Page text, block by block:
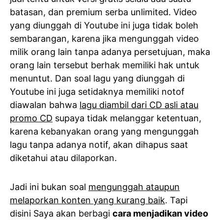
batasan, dan premium serba unlimited. Video
yang diunggah di Youtube ini juga tidak boleh
sembarangan, karena jika mengunggah video
milik orang lain tanpa adanya persetujuan, maka
orang lain tersebut berhak memiliki hak untuk
menuntut. Dan soal lagu yang diunggah di
Youtube ini juga setidaknya memiliki notof
diawalan bahwa lagu diambil dari CD asli atau
promo CD supaya tidak melanggar ketentuan,
karena kebanyakan orang yang mengunggah
lagu tanpa adanya notif, akan dihapus saat
diketahui atau dilaporkan.
Jadi ini bukan soal mengunggah ataupun
melaporkan konten yang kurang baik. Tapi
disini Saya akan berbagi cara menjadikan video